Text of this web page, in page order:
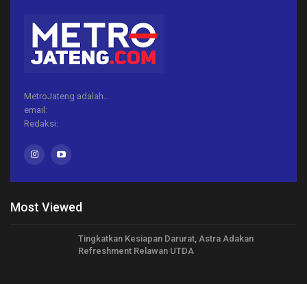
MetroJateng adalah..
email:
Redaksi:
Most Viewed
Tingkatkan Kesiapan Darurat, Astra Adakan
Refreshment Relawan UTDA